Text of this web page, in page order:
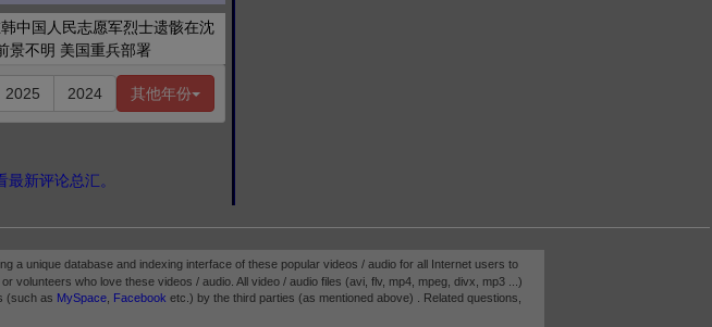
中国人民志愿军烈士遗骸在沈
景不明 美国重兵部署
2025 2024 其他年份
最新评论总汇。
a unique database and indexing interface of these popular videos / audio for all Internet users to
volunteers who love these videos / audio. All video / audio files (avi, flv, mp4, mpeg, divx, mp3 ...)
(such as MySpace Facebook etc.) by the third parties (as mentioned above) . Related questions,